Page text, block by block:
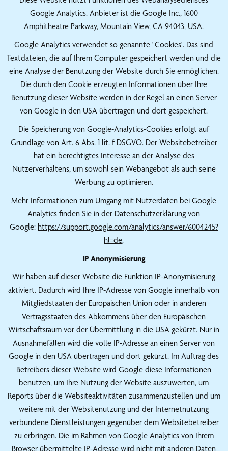
Google Analytics. Anbieter ist die Google Inc., 1600
Amphitheatre Parkway, Mountain View, CA 94043, USA.
Google Analytics verwendet so genannte "Cookies". Das sind
Textdateien, die auf Ihrem Computer gespeichert werden und die
eine Analyse der Benutzung der Website durch Sie ermöglichen.
Die durch den Cookie erzeugten Informationen über Ihre
Benutzung dieser Website werden in der Regel an einen Server
von Google in den USA übertragen und dort gespeichert.
Die Speicherung von Google-Analytics-Cookies erfolgt auf
Grundlage von Art. 6 Abs. 1 lit. f DSGVO. Der Websitebetreiber
hat ein berechtigtes Interesse an der Analyse des
Nutzerverhaltens, um sowohl sein Webangebot als auch seine
Werbung zu optimieren.
Mehr Informationen zum Umgang mit Nutzerdaten bei Google
Analytics finden Sie in der Datenschutzerklärung von
Google: https://support.google.com/analytics/answer/6004245?
hl=de.
IP Anonymisierung
Wir haben auf dieser Website die Funktion IP-Anonymisierung
aktiviert. Dadurch wird Ihre IP-Adresse von Google innerhalb von
Mitgliedstaaten der Europäischen Union oder in anderen
Vertragsstaaten des Abkommens über den Europäischen
Wirtschaftsraum vor der Übermittlung in die USA gekürzt. Nur in
Ausnahmefällen wird die volle IP-Adresse an einen Server von
Google in den USA übertragen und dort gekürzt. Im Auftrag des
Betreibers dieser Website wird Google diese Informationen
benutzen, um Ihre Nutzung der Website auszuwerten, um
Reports über die Websiteaktivitäten zusammenzustellen und um
weitere mit der Websitenutzung und der Internetnutzung
verbundene Dienstleistungen gegenüber dem Websitebetreiber
zu erbringen. Die im Rahmen von Google Analytics von Ihrem
Browser übermittelte IP-Adresse wird nicht mit anderen Daten